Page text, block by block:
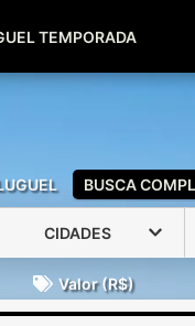
(51) 99600-
TEMPORADA
BUSCA
CIDADES
Valor (R$)